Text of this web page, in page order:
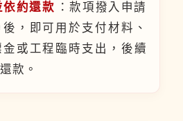
約還款 ：款項撥入申請
，即可用於支付材料、
或工程臨時支出，後續
款。